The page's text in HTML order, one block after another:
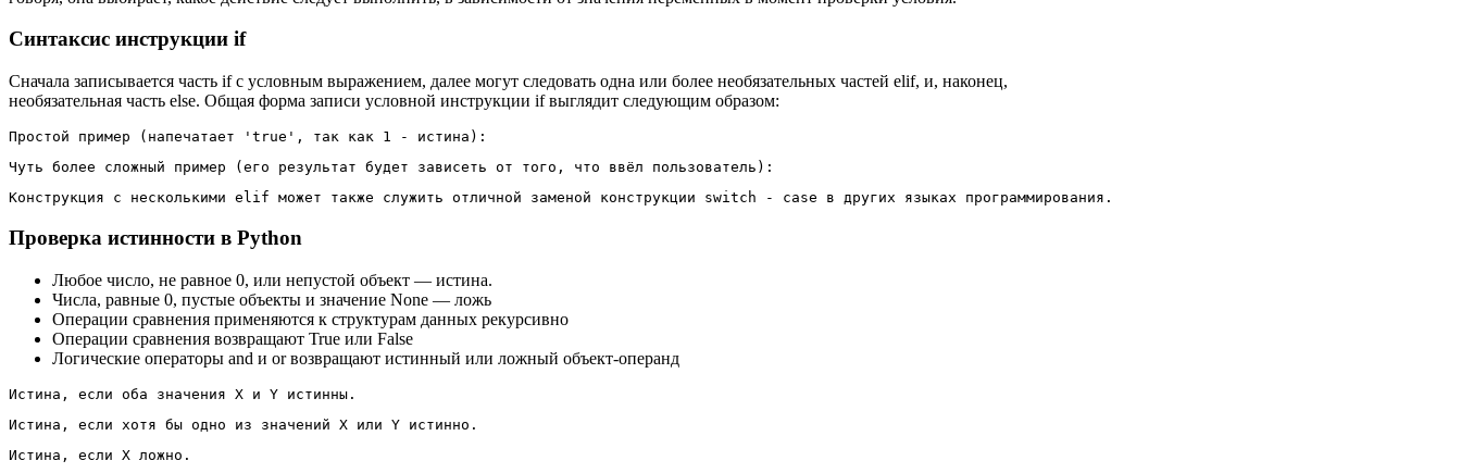
Синтаксис инструкции if
Сначала записывается часть if с условным выражением, далее могут следовать одна или более необязательных частей elif, и, наконец,
необязательная часть else. Общая форма записи условной инструкции if выглядит следующим образом:
Простой пример (напечатает 'true', так как 1 - истина):
Чуть более сложный пример (его результат будет зависеть от того, что ввёл пользователь):
Конструкция с несколькими elif может также служить отличной заменой конструкции switch - case в других языках программирования.
Проверка истинности в Python
Любое число, не равное 0, или непустой объект — истина.
Числа, равные 0, пустые объекты и значение None — ложь
Операции сравнения применяются к структурам данных рекурсивно
Операции сравнения возвращают True или False
Логические операторы and и or возвращают истинный или ложный объект-операнд
Истина, если оба значения X и Y истинны.
Истина, если хотя бы одно из значений X или Y истинно.
Истина, если X ложно.